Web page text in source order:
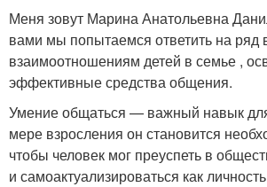
Меня зовут Марина Анатольевна
вами мы попытаемся ответить на ряд
взаимоотношениям детей в семье ,
эффективные средства общения.
Умение общаться — важный навык
мере взросления он становится
чтобы человек мог преуспеть в
и самоактуализироваться как